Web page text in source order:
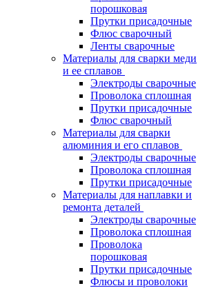
порошковая
Прутки присадочные
Флюс сварочный
Ленты сварочные
Материалы для сварки меди
и ее сплавов
Электроды сварочные
Проволока сплошная
Прутки присадочные
Флюс сварочный
Материалы для сварки
алюминия и его сплавов
Электроды сварочные
Проволока сплошная
Прутки присадочные
Материалы для наплавки и
ремонта деталей
Электроды сварочные
Проволока сплошная
Проволока
порошковая
Прутки присадочные
Флюсы и проволоки